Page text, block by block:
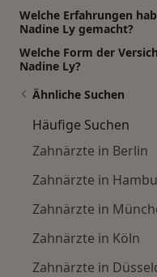
Welche Erfahrungen
Nadine Ly gemacht?
Welche Form der
Nadine Ly?
Ähnliche Suchen
Häufige Suchen
Zahnärzte in Berlin
Zahnärzte in
Zahnärzte in
Zahnärzte in Köln
Zahnärzte in